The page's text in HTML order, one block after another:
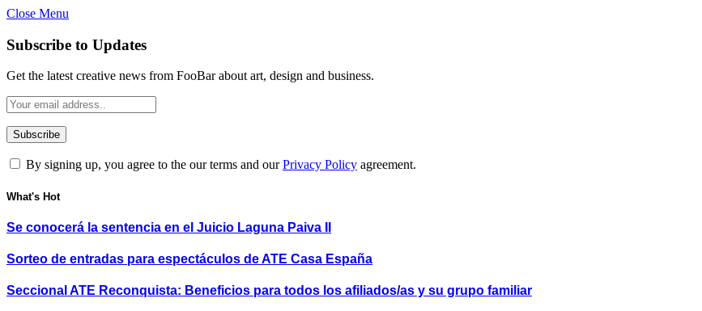
Close Menu
Subscribe to Updates
Get the latest creative news from FooBar about art, design and business.
By signing up, you agree to the our terms and ourPrivacy Policy agreement.
What's Hot
Se conocerá la sentencia en el Juicio Laguna Paiva II
Sorteo de entradas para espectáculos de ATE Casa España
Seccional ATE Reconquista: Beneficios para todos los afiliados/as y su grupo familiar